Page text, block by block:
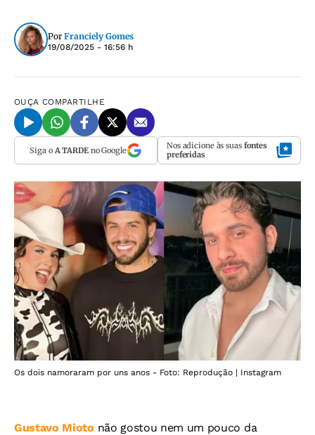
Por Franciely Gomes
19/08/2025 - 16:56 h
OUÇA COMPARTILHE
Siga o A TARDEno Google Nos adicione às suas fontes
preferidas
Os dois namoraram por uns anos - Foto: Reprodução | Instagram
Gustavo Mioto não gostou nem um pouco da